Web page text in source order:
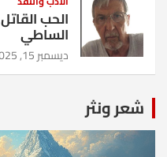
الحب
الساطي
ديسمبر 15, 2025
شعر ونثر